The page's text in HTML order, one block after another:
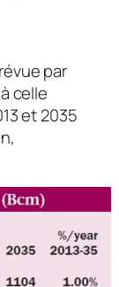
par
celle
et 2035